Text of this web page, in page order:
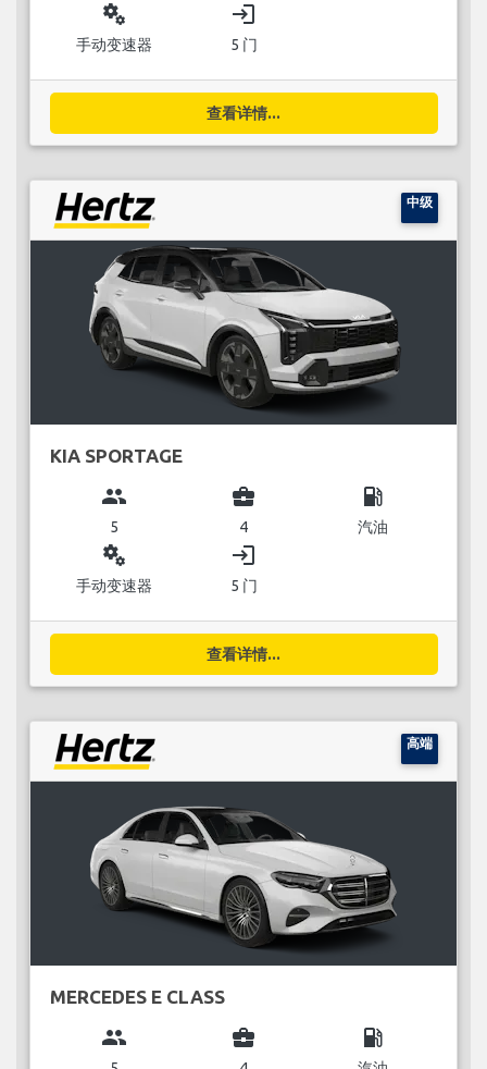
miscellaneous_services
手动变速器
login
5 门
查看详情...
中级
KIA SPORTAGE
group
5
business_center
4
local_gas_station
汽油
miscellaneous_services
手动变速器
login
5 门
查看详情...
高端
MERCEDES E CLASS
group business_center local_gas_station